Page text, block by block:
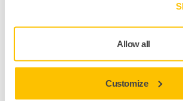
Allow all
Customize
slipemateriellindustrien ved å være det
leverer fullt ut sirkulære slipemateriale,
Anlegget omfatter 7000 m² og skal bygges